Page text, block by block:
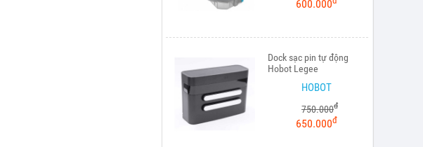
600.000
Dock sạc pin tự động
Hobot Legee
HOBOT
750.000đ
650.000đ